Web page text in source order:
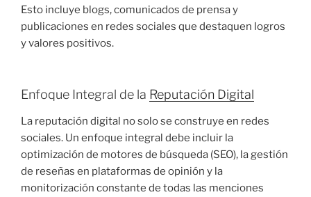
Esto incluye blogs, comunicados de prensa y
publicaciones en redes sociales que destaquen logros
y valores positivos​.
Enfoque Integral de la Reputación Digital
La reputación digital no solo se construye en redes
sociales. Un enfoque integral debe incluir la
optimización de motores de búsqueda (SEO), la gestión
de reseñas en plataformas de opinión y la
monitorización constante de todas las menciones